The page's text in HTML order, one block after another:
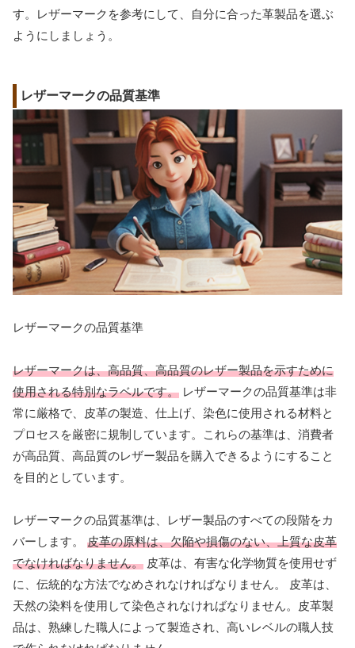
す。レザーマークを参考にして、自分に合った革製品を選ぶ
ようにしましょう。
レザーマークの品質基準
レザーマークの品質基準
レザーマークは、高品質、高品質のレザー製品を示すために
使用される特別なラベルです。 レザーマークの品質基準は非
常に厳格で、皮革の製造、仕上げ、染色に使用される材料と
プロセスを厳密に規制しています。これらの基準は、消費者
が高品質、高品質のレザー製品を購入できるようにすること
を目的としています。
レザーマークの品質基準は、レザー製品のすべての段階をカ
バーします。 皮革の原料は、欠陥や損傷のない、上質な皮革
でなければなりません。 皮革は、有害な化学物質を使用せず
に、伝統的な方法でなめされなければなりません。 皮革は、
天然の染料を使用して染色されなければなりません。皮革製
品は、熟練した職人によって製造され、高いレベルの職人技